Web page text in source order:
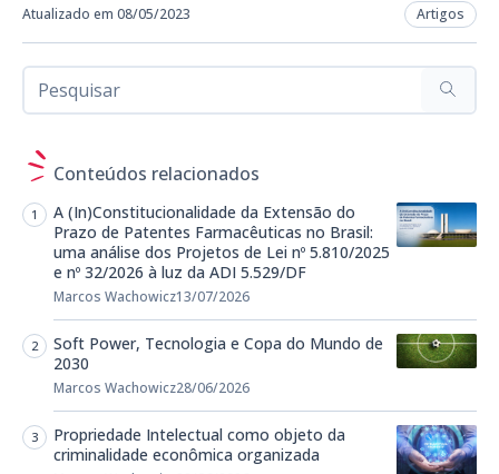
Atualizado em 08/05/2023
Artigos
Conteúdos relacionados
A (In)Constitucionalidade da Extensão do
Prazo de Patentes Farmacêuticas no Brasil:
uma análise dos Projetos de Lei nº 5.810/2025
e nº 32/2026 à luz da ADI 5.529/DF
Marcos Wachowicz13/07/2026
Soft Power, Tecnologia e Copa do Mundo de
2030
Marcos Wachowicz28/06/2026
Propriedade Intelectual como objeto da
criminalidade econômica organizada